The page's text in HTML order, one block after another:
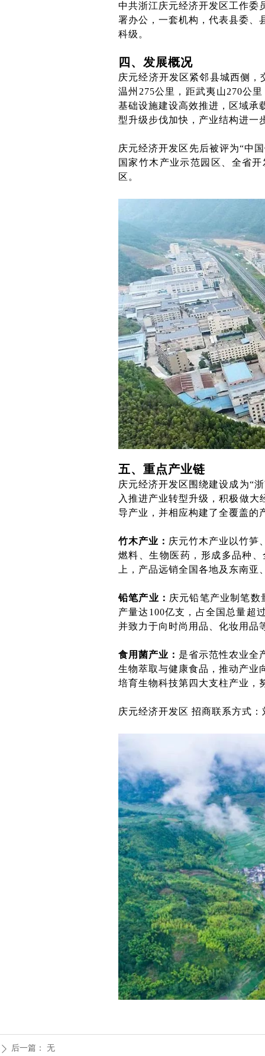
中共浙江庆元经济开发区工作委
署办公，一套机构，代表县委、
科级。
四、发展概况
庆元经济开发区紧邻县城西侧
温州275公里，距武夷山270公
基础设施建设高效推进，区域承
型升级步伐加快，产业结构进一
庆元经济开发区先后被评为“中
国家竹木产业示范园区、全省
区。
五、重点产业链
庆元经济开发区围绕建设成为“
入推进产业转型升级，积极做
导产业，并相应构建了全覆盖的
竹木产业： 庆元竹木产业以竹笋
燃料、生物医药，形成多品种
上，产品远销全国各地及东南
铅笔产业： 庆元铅笔产业制笔数
产量达100亿支，占全国总量超
并致力于向时尚用品、化妆用品
食用菌产业： 是省示范性农业全
生物萃取与健康食品，推动产业
培育生物科技第四大支柱产业，
庆元经济开发区 招商联系方式：
ꄲ 后一篇： 无